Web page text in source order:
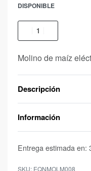
DISPONIBLE
Molino de maíz
Descripción
Información
Entrega estimada en:
EQNMOLM008